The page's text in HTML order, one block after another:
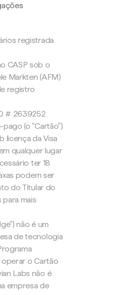
registrada
CASP sob o
Markten (AFM)
registro
# 2639252
(o "Cartão")
licença da Visa
qualquer lugar
ter 18
podem ser
do Titular do
para mais
não é um
de tecnologia
o Cartão
Labs não é
empresa de